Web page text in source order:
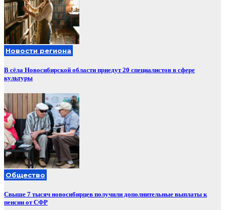
Новости региона
В сёла Новосибирской области приедут 20 специалистов в сфере
культуры
Общество
Свыше 7 тысяч новосибирцев получили дополнительные выплаты к
пенсии от СФР